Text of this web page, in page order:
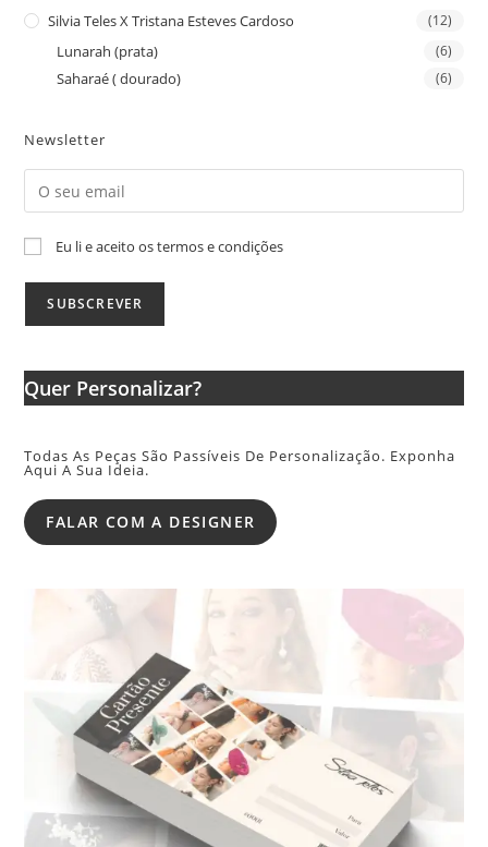
Silvia Teles X Tristana Esteves Cardoso (12)
Lunarah (prata) (6)
Saharaé ( dourado) (6)
Newsletter
Eu li e aceito os termos e condições
Quer Personalizar?
Todas As Peças São Passíveis De Personalização. Exponha
Aqui A Sua Ideia.
FALAR COM A DESIGNER